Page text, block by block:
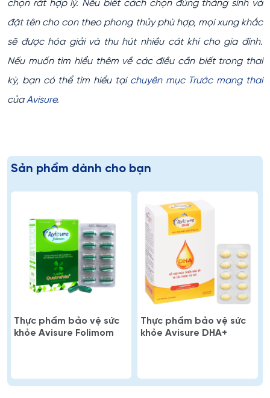
chọn rất hợp lý. Nếu biết cách chọn đúng tháng sinh và
đặt tên cho con theo phong thủy phù hợp, mọi xung khắc
sẽ được hóa giải và thu hút nhiều cát khí cho gia đình.
Nếu muốn tìm hiểu thêm về các điều cần biết trong thai
kỳ, bạn có thể tìm hiểu tại chuyên mục Trước mang thai
củaAvisure.
Sản phẩm dành cho bạn
Thực phẩm bảo vệ sức
khỏe Avisure Folimom
Thực phẩm bảo vệ sức
khỏe Avisure DHA+